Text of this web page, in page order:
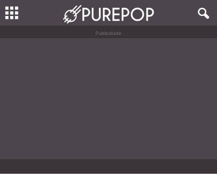
Publicidade